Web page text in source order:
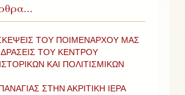
ΤΟΥ ΠΟΙΜΕΝΑΡΧΟΥ ΜΑΣ
ΔΡΑΣΕΙΣ ΤΟΥ ΚΕΝΤΡΟΥ
ΚΑΙ ΠΟΛΙΤΙΣΜΙΚΩΝ
ΣΤΗΝ ΑΚΡΙΤΙΚΗ ΙΕΡΑ